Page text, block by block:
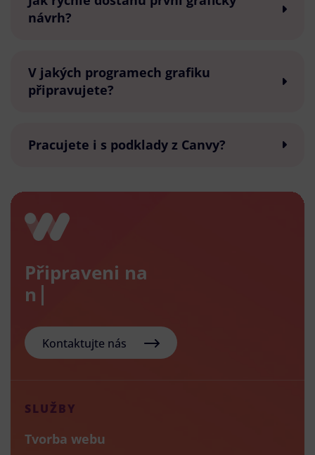
návrh?
V jakých programech grafiku
připravujete?
Pracujete i s podklady z Canvy?
Připraveni na
nový e
Kontaktujte nás
SLUŽBY
Tvorba webu